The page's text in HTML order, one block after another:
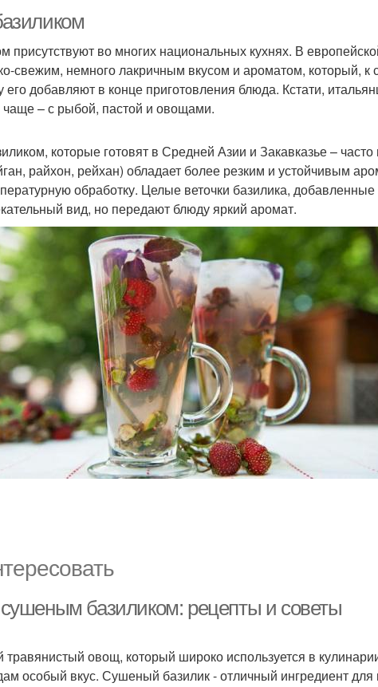
присутствуют во многих национальных кухнях. В
свежим, немного лакричным вкусом и ароматом, который, к
его добавляют в конце приготовления блюда. Кстати,
чаще – с рыбой, пастой и овощами.
которые готовят в Средней Азии и Закавказье –
райхон, рейхан) обладает более резким и устойчивым
обработку. Целые веточки базилика,
вид, но передают блюду яркий аромат.
базиликом: рецепты и советы
травянистый овощ, который широко используется в
особый вкус. Сушеный базилик - отличный ингредиент для